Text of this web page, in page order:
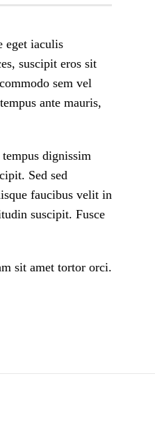
eget iaculis
suscipit eros sit
sem vel
ante mauris,
dignissim
Sed sed
faucibus velit in
suscipit. Fusce
sit amet tortor orci.